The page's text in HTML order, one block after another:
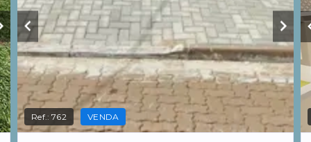
Ref.:762 VENDA